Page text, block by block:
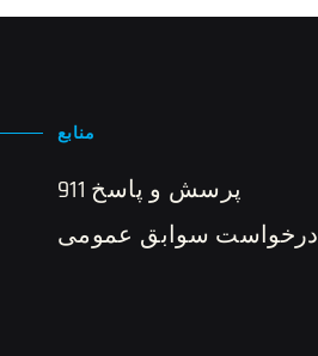
منابع
911 پرسش و پاسخ
درخواست سوابق عمومی